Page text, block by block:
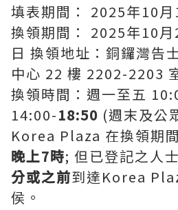
填表期間： 2025年10
換領期間： 2025年10
日 換領地址：銅鑼灣告
中心 22 樓 2202-2203
換領時間：週一至五
14:00-18:50 (週末及公
Korea Plaza 在換領期
晚上7時; 但已登記之人士
分或之前到達Korea
侯。